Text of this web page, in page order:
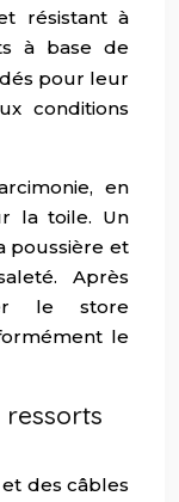
résistant à
à base de
pour leur
conditions
en
la toile. Un
poussière et
Après
le store
le
ressorts
des câbles